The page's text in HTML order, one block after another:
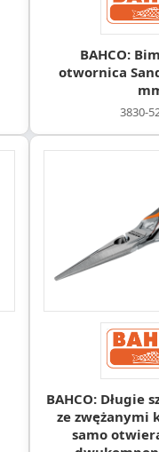
BAHCO:
otwornica
3830-
BAHCO: Długie
ze zwężanymi
samo